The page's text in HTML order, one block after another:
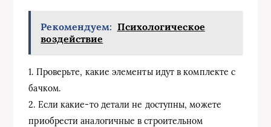
Рекомендуем: Психологическое
воздействие
1. Проверьте, какие элементы идут в комплекте с
бачком.
2. Если какие-то детали не доступны, можете
приобрести аналогичные в строительном